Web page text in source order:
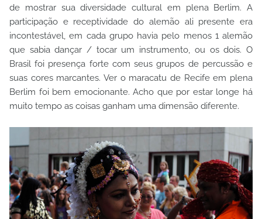
de mostrar sua diversidade cultural em plena Berlim. A
participação e receptividade do alemão ali presente era
incontestável, em cada grupo havia pelo menos 1 alemão
que sabia dançar / tocar um instrumento, ou os dois. O
Brasil foi presença forte com seus grupos de percussão e
suas cores marcantes. Ver o maracatu de Recife em plena
Berlim foi bem emocionante. Acho que por estar longe há
muito tempo as coisas ganham uma dimensão diferente.